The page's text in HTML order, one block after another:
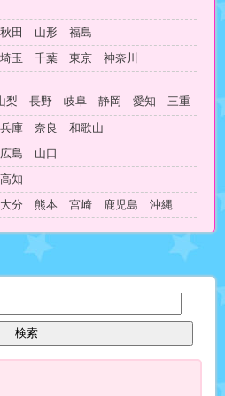
田 山形 福島
玉 千葉 東京 神奈川
梨 長野 岐阜 静岡 愛知 三重
庫 奈良 和歌山
島 山口
知
分 熊本 宮崎 鹿児島 沖縄